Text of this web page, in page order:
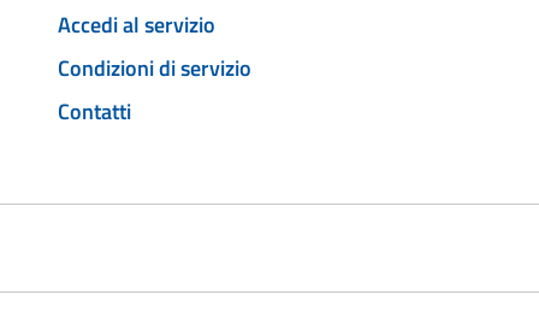
Accedi al servizio
Condizioni di servizio
Contatti